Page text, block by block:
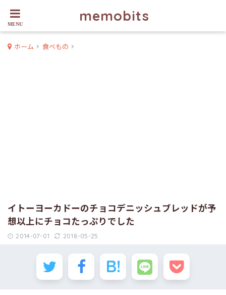
memobits
ホーム 食べもの
イトーヨーカドーのチョコデニッシュブレッドが予
想以上にチョコたっぷりでした
2014-07-01 2018-05-25